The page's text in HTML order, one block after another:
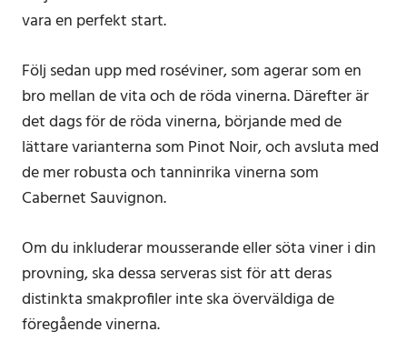
vara en perfekt start.
Följ sedan upp med roséviner, som agerar som en
bro mellan de vita och de röda vinerna. Därefter är
det dags för de röda vinerna, börjande med de
lättare varianterna som Pinot Noir, och avsluta med
de mer robusta och tanninrika vinerna som
Cabernet Sauvignon.
Om du inkluderar mousserande eller söta viner i din
provning, ska dessa serveras sist för att deras
distinkta smakprofiler inte ska överväldiga de
föregående vinerna.